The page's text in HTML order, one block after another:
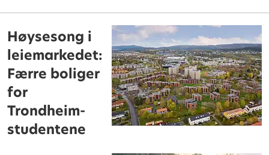
Høysesong i
leiemarkedet:
Færre boliger
for
Trondheim-
studentene